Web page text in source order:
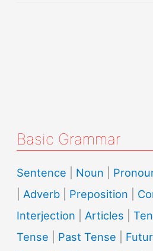
Basic Grammar
Sentence Noun
Adverb Preposition
Interjection
Articles |
Tense
Past Tense